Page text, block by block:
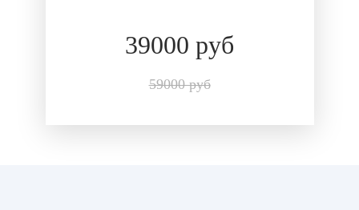
39000 руб
59000 руб